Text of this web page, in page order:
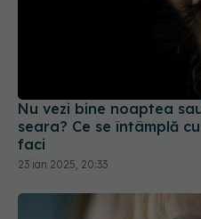
Nu vezi bine noaptea
seara? Ce se întâmplă
faci
23 ian 2025, 20:33